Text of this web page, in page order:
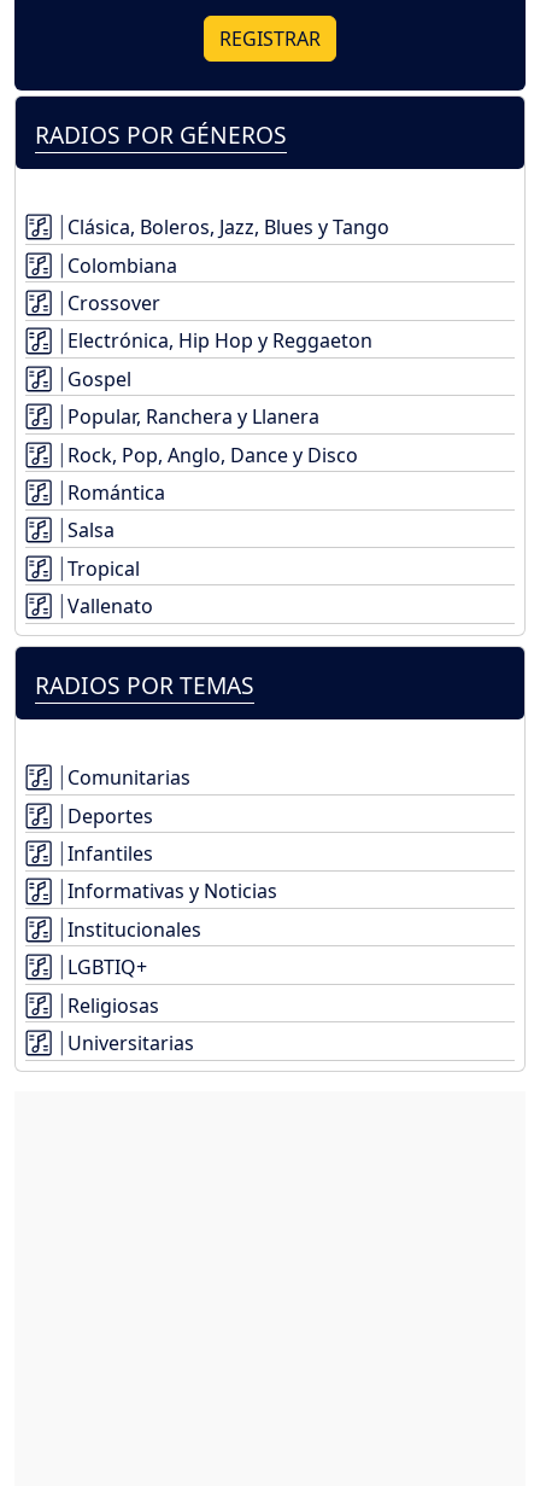
REGISTRAR
RADIOS POR GÉNEROS
Clásica, Boleros, Jazz, Blues y Tango
Colombiana
Crossover
Electrónica, Hip Hop y Reggaeton
Gospel
Popular, Ranchera y Llanera
Rock, Pop, Anglo, Dance y Disco
Romántica
Salsa
Tropical
Vallenato
RADIOS POR TEMAS
Comunitarias
Deportes
Infantiles
Informativas y Noticias
Institucionales
LGBTIQ+
Religiosas
Universitarias